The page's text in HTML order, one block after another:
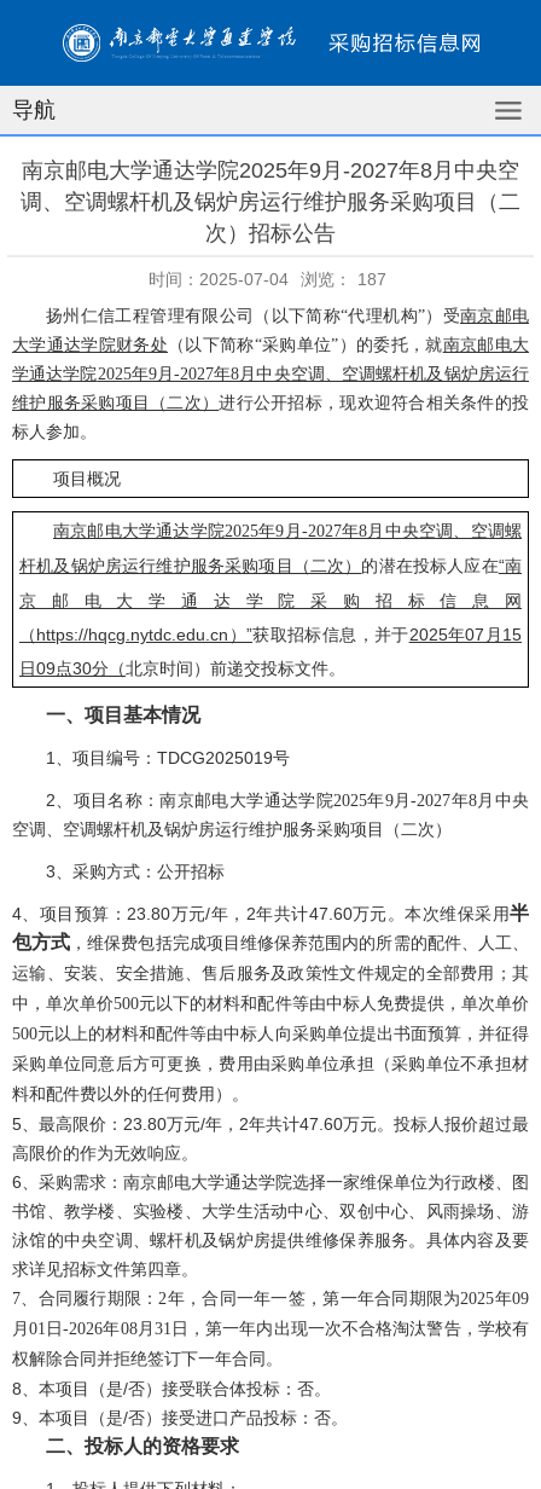
导航
南京邮电大学通达学院2025年9月-2027年8月中央空
调、空调螺杆机及锅炉房运行维护服务采购项目（二
次）招标公告
时间：2025-07-04 浏览： 187
扬州仁信工程管理有限公司（以下简称“代理机构”）受南京邮电
大学通达学院财务处 （以下简称“采购单位”）的委托，就南京邮电大
学通达学院2025年9月-2027年8月中央空调、空调螺杆机及锅炉房运行
维护服务采购项目（二次）进行公开招标，现欢迎符合相关条件的投
标人参加。
项目概况
南京邮电大学通达学院2025年9月-2027年8月中央空调、空调螺
杆机及锅炉房运行维护服务采购项目（二次） 的潜在投标人应在“南
京邮电大学通达学院采购招标信息网
（https://hqcg.nytdc.edu.cn）”获取招标信息，并于2025年07月15
日09点30分 （北京时间）前递交投标文件。
一、项目基本情况
1、项目编号： TDCG2025019号
2、项目名称：南京邮电大学通达学院2025年9月-2027年8月中央
空调、空调螺杆机及锅炉房运行维护服务采购项目（二次）
3 、采购方式：公开招标
4、项目预算：23.80万元/年，2年共计47.60万元。本次维保采用半
包方式 ，维保费包括完成项目维修保养范围内的所需的配件、人工、
运输、安装、安全措施、售后服务及政策性文件规定的全部费用；其
中，单次单价500元以下的材料和配件等由中标人免费提供，单次单价
500元以上的材料和配件等由中标人向采购单位提出书面预算，并征得
采购单位同意后方可更换，费用由采购单位承担（采购单位不承担材
料和配件费以外的任何费用）。
5、最高限价：23.80万元/年，2年共计47.60万元。投标人报价超过最
高限价的作为无效响应。
6、采购需求：南京邮电大学通达学院选择一家维保单位为行政楼、图
书馆、教学楼、实验楼、大学生活动中心、双创中心、风雨操场、游
泳馆的中央空调、螺杆机及锅炉房提供维修保养服务。具体内容及要
求详见招标文件第四章。
7、合同履行期限：2年，合同一年一签，第一年合同期限为2025年09
月01日-2026年08月31日，第一年内出现一次不合格淘汰警告，学校有
权解除合同 并拒绝签订下一年合同。
8、本项目（是/否）接受联合体投标：否。
9、本项目（是/否）接受进口产品投标：否。
二、投标人的资格要求